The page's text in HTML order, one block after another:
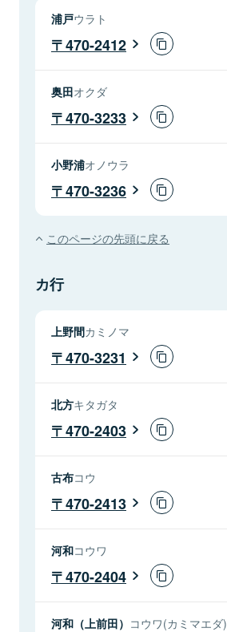
浦戸ウラト
470-2412
奥田オクダ
470-3233
小野浦オノウラ
470-3236
このページの先頭に戻る
カ行
上野間カミノマ
470-3231
北方キタガタ
470-2403
古布コウ
470-2413
河和コウワ
470-2404
河和（上前田） コウワ(カミマエダ)